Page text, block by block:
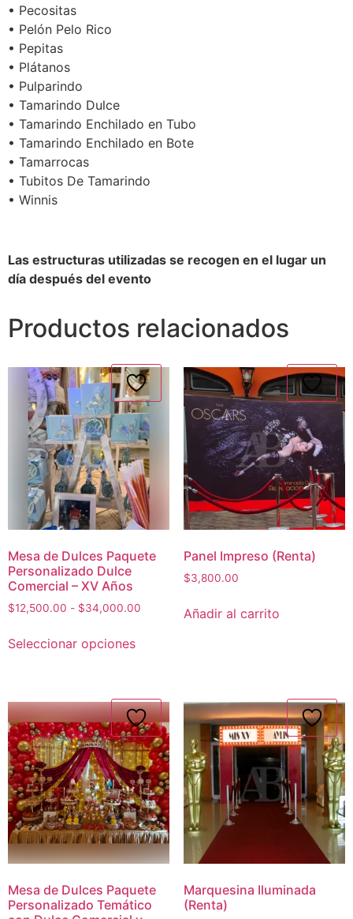
• Pecositas
• Pelón Pelo Rico
• Pepitas
• Plátanos
• Pulparindo
• Tamarindo Dulce
• Tamarindo Enchilado en Tubo
• Tamarindo Enchilado en Bote
• Tamarrocas
• Tubitos De Tamarindo
• Winnis
Las estructuras utilizadas se recogen en el lugar un
día después del evento
Productos relacionados
Mesa de Dulces Paquete
Personalizado Dulce
Comercial – XV Años
$12,500.00 - $34,000.00
Seleccionar opciones
Panel Impreso (Renta)
$3,800.00
Añadir al carrito
Mesa de Dulces Paquete
Personalizado Temático
Marquesina Iluminada
(Renta)